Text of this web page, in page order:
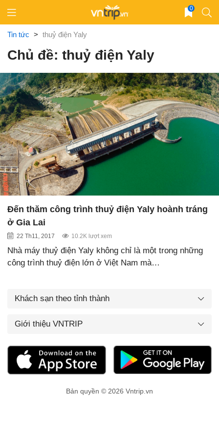
content
0
Tin tức > thuỷ điện Yaly
Chủ đề: thuỷ điện Yaly
Đến thăm công trình thuỷ điện Yaly hoành tráng
ở Gia Lai
22 Th11, 2017 10.2K lượt xem
Nhà máy thuỷ điện Yaly không chỉ là một trong những
công trình thuỷ điện lớn ở Việt Nam mà…
Khách sạn theo tỉnh thành
Giới thiệu VNTRIP
Bản quyền © 2026 Vntrip.vn